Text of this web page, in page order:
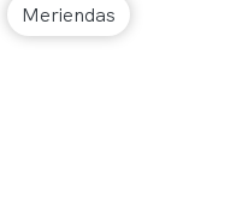
Meriendas